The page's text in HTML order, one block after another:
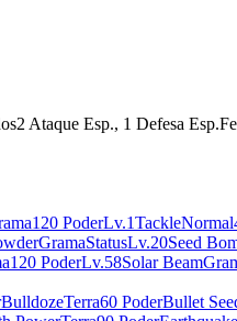
2 Ataque Esp., 1 Defesa Esp.
120 PoderLv.1TackleNormal
GramaStatusLv.20Seed
120 PoderLv.58Solar Beam
BulldozeTerra60 PoderBullet